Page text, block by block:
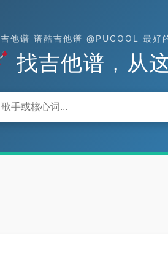
吉他谱 谱酷吉他谱 @PUCOOL 最好
找吉他谱，从